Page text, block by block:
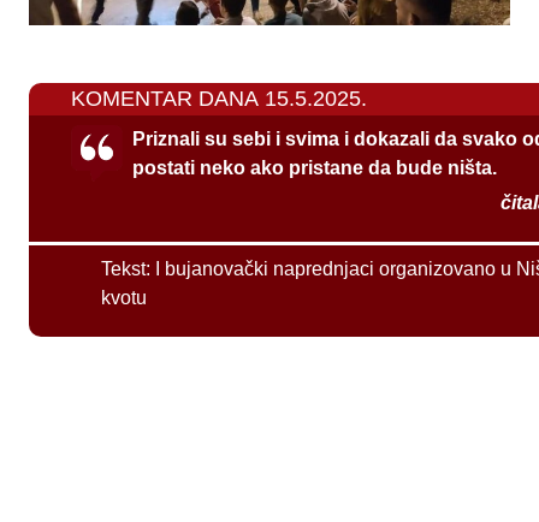
KOMENTAR DANA 15.5.2025.
Priznali su sebi i svima i dokazali da svako
postati neko ako pristane da bude ništa.
Tekst:
I bujanovački naprednjaci organizovano u
kvotu